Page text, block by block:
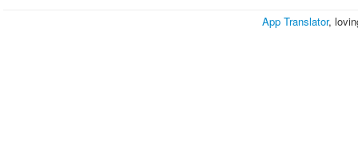
App Translator,